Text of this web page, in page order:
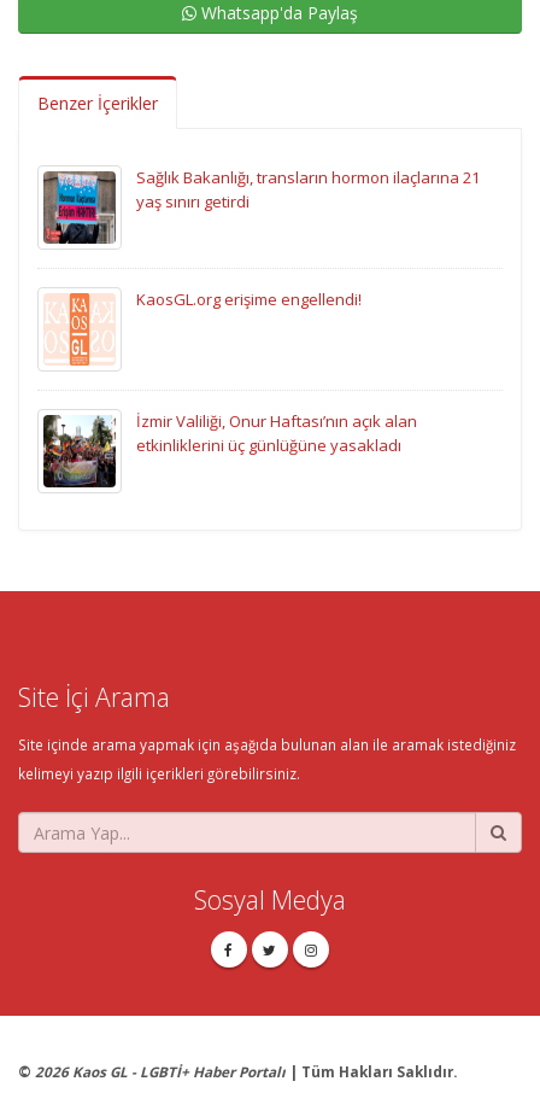
Whatsapp'da Paylaş
Benzer İçerikler
Sağlık Bakanlığı, transların hormon ilaçlarına 21
yaş sınırı getirdi
KaosGL.org erişime engellendi!
İzmir Valiliği, Onur Haftası’nın açık alan
etkinliklerini üç günlüğüne yasakladı
Site İçi Arama
Site içinde arama yapmak için aşağıda bulunan alan ile aramak istediğiniz
kelimeyi yazıp ilgili içerikleri görebilirsiniz.
Sosyal Medya
© 2026 Kaos GL - LGBTİ+ Haber Portalı | Tüm Hakları Saklıdır.